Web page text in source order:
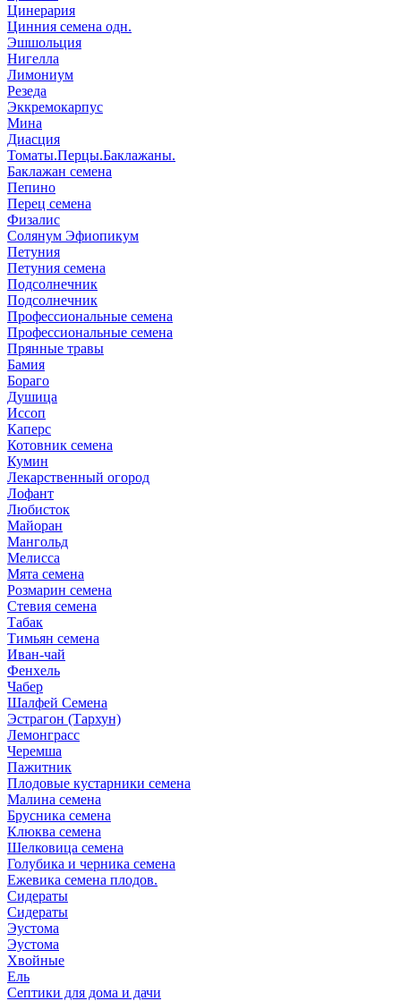
Цинерария
Цинния семена одн.
Эшшольция
Нигелла
Лимониум
Резеда
Эккремокарпус
Мина
Диасция
Томаты.Перцы.Баклажаны.
Баклажан семена
Пепино
Перец семена
Физалис
Солянум Эфиопикум
Петуния
Петуния семена
Подсолнечник
Подсолнечник
Профессиональные семена
Профессиональные семена
Прянные травы
Бамия
Бораго
Душица
Иссоп
Каперс
Котовник семена
Кумин
Лекарственный огород
Лофант
Любисток
Майоран
Мангольд
Мелисса
Мята семена
Розмарин семена
Стевия семена
Табак
Тимьян семена
Иван-чай
Фенхель
Чабер
Шалфей Семена
Эстрагон (Тархун)
Лемонграсс
Черемша
Пажитник
Плодовые кустарники семена
Малина семена
Брусника семена
Клюква семена
Шелковица семена
Голубика и черника семена
Ежевика семена плодов.
Сидераты
Сидераты
Эустома
Эустома
Хвойные
Ель
Септики для дома и дачи